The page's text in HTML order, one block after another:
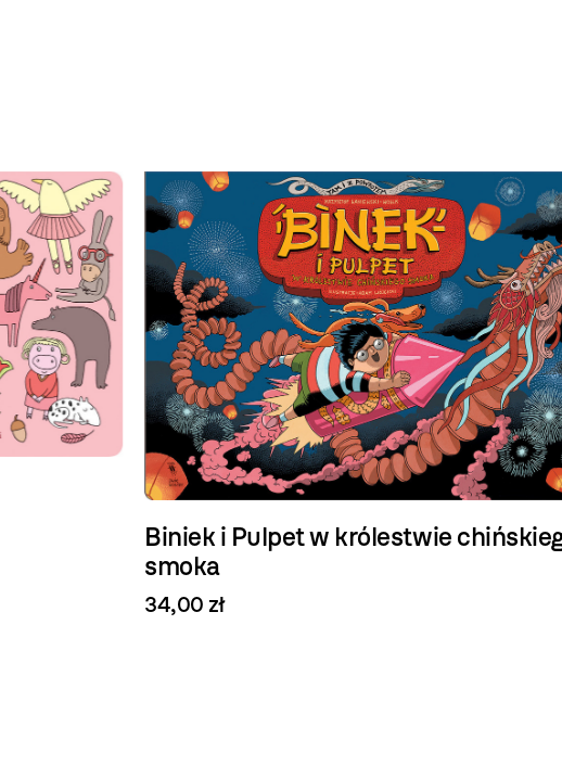
Biniek i Pulpet w królestwie chińskiego
smoka
34,00 zł